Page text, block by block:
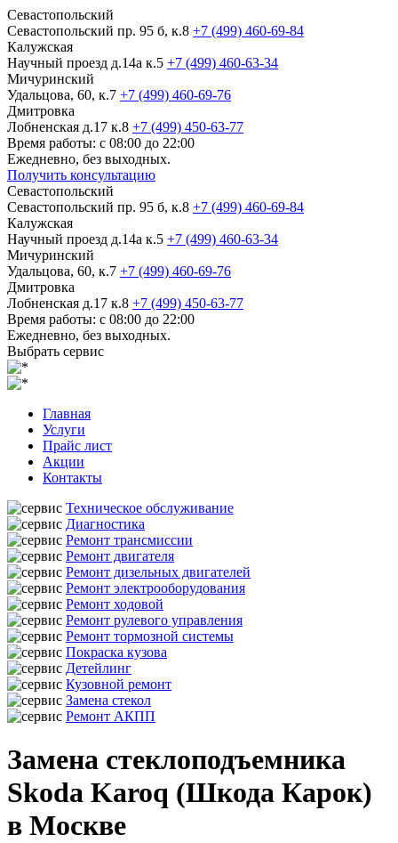
Севастопольский
Севастопольский пр. 95 б, к.8 +7 (499) 460-69-84
Калужская
Научный проезд д.14а к.5 +7 (499) 460-63-34
Мичуринский
Удальцова, 60, к.7 +7 (499) 460-69-76
Дмитровка
Лобненская д.17 к.8 +7 (499) 450-63-77
Время работы: с 08:00 до 22:00
Ежедневно, без выходных.
Получить консультацию
Севастопольский
Севастопольский пр. 95 б, к.8 +7 (499) 460-69-84
Калужская
Научный проезд д.14а к.5 +7 (499) 460-63-34
Мичуринский
Удальцова, 60, к.7 +7 (499) 460-69-76
Дмитровка
Лобненская д.17 к.8 +7 (499) 450-63-77
Время работы: с 08:00 до 22:00
Ежедневно, без выходных.
Выбрать сервис
Главная
Услуги
Прайс лист
Акции
Контакты
Техническое обслуживание
Диагностика
Ремонт трансмиссии
Ремонт двигателя
Ремонт дизельных двигателей
Ремонт электрооборудования
Ремонт ходовой
Ремонт рулевого управления
Ремонт тормозной системы
Покраска кузова
Детейлинг
Кузовной ремонт
Замена стекол
Ремонт АКПП
Замена стеклоподъемника
Skoda Karoq (Шкода Карок)
в Москве